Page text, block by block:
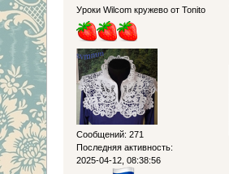
Уроки Wilcom кружево от Tonito
Сообщений: 271
Последняя активность:
2025-04-12, 08:38:56